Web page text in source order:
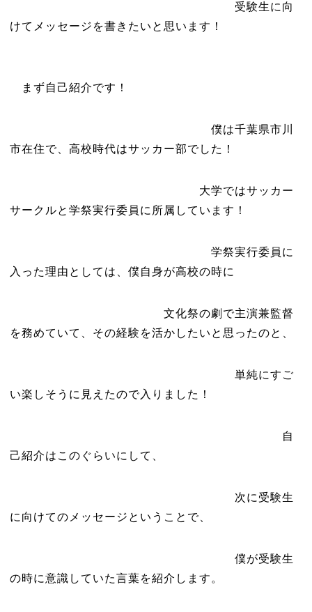
受験生に向
けてメッセージを書きたいと思います！
まず自己紹介です！
僕は千葉県市川
市在住で、高校時代はサッカー部でした！
大学ではサッカー
サークルと学祭実行委員に所属しています！
学祭実行委員に
入った理由としては、僕自身が高校の時に
文化祭の劇で主演兼監督
を務めていて、その経験を活かしたいと思ったのと、
単純にすご
い楽しそうに見えたので入りました！
自
己紹介はこのぐらいにして、
次に受験生
に向けてのメッセージということで、
僕が受験生
の時に意識していた言葉を紹介します。